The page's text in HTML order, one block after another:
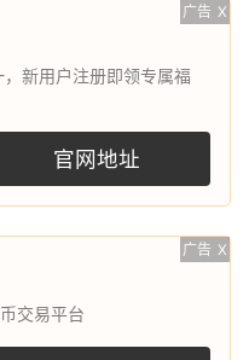
广告 X
新用户注册即领专属福
官网地址
广告 X
交易平台